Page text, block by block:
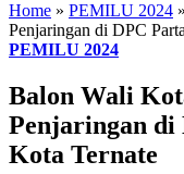
Home » PEMILU 2024 »
Penjaringan di DPC
PEMILU 2024
Balon Wali
Penjaringan
Kota Ternate